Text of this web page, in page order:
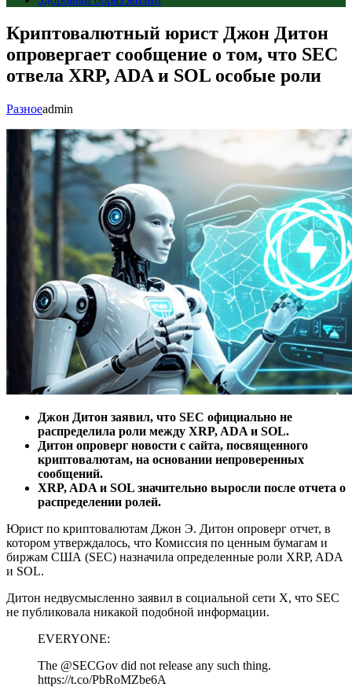
Криптовалютный юрист Джон Дитон
опровергает сообщение о том, что SEC
отвела XRP, ADA и SOL особые роли
Разноеadmin
Джон Дитон заявил, что SEC официально не
распределила роли между XRP, ADA и SOL.
Дитон опроверг новости с сайта, посвященного
криптовалютам, на основании непроверенных
сообщений.
XRP, ADA и SOL значительно выросли после отчета о
распределении ролей.
Юрист по криптовалютам Джон Э. Дитон опроверг отчет, в
котором утверждалось, что Комиссия по ценным бумагам и
биржам США (SEC) назначила определенные роли XRP, ADA
и SOL.
Дитон недвусмысленно заявил в социальной сети X, что SEC
не публиковала никакой подобной информации.
EVERYONE:
The @SECGov did not release any such thing.
https://t.co/PbRoMZbe6A